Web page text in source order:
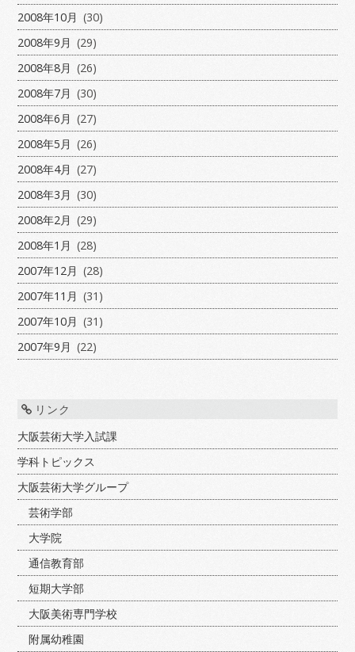
2008年10月 (30)
2008年9月 (29)
2008年8月 (26)
2008年7月 (30)
2008年6月 (27)
2008年5月 (26)
2008年4月 (27)
2008年3月 (30)
2008年2月 (29)
2008年1月 (28)
2007年12月 (28)
2007年11月 (31)
2007年10月 (31)
2007年9月 (22)
リンク
大阪芸術大学入試課
学科トピックス
大阪芸術大学グループ
芸術学部
大学院
通信教育部
短期大学部
大阪美術専門学校
附属幼稚園